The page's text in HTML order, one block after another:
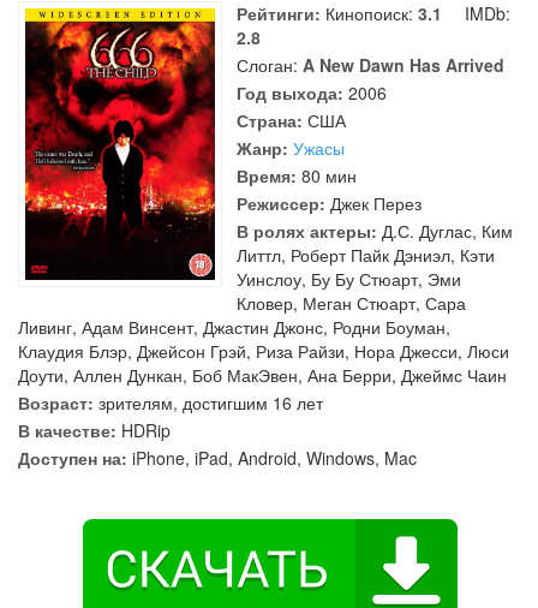
Рейтинги: Кинопоиск: 3.1
IMDb:
2.8
Слоган: A New Dawn Has Arrived
Год выхода: 2006
Страна: США
Жанр: Ужасы
Время: 80 мин
Режиссер: Джек Перез
В ролях актеры: Д.С. Дуглас, Ким
Литтл, Роберт Пайк Дэниэл, Кэти
Уинслоу, Бу Бу Стюарт, Эми
Кловер, Меган Стюарт, Сара
Ливинг, Адам Винсент, Джастин Джонс, Родни Боуман,
Клаудия Блэр, Джейсон Грэй, Риза Райзи, Нора Джесси, Люси
Доути, Аллен Дункан, Боб МакЭвен, Ана Берри, Джеймс Чаин
Возраст: зрителям, достигшим 16 лет
В качестве: HDRip
Доступен на: iPhone, iPad, Android, Windows, Mac